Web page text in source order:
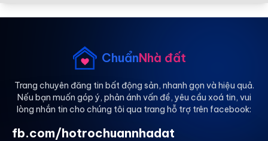
ChuẩnNhà đất
Trang chuyên đăng tin bất động sản, nhanh gọn và hiệu quả.
Nếu bạn muốn góp ý, phản ánh vấn đề, yêu cầu xoá tin, vui
lòng nhắn tin cho chúng tôi qua trang hỗ trợ trên facebook:
fb.com/hotrochuannhadat